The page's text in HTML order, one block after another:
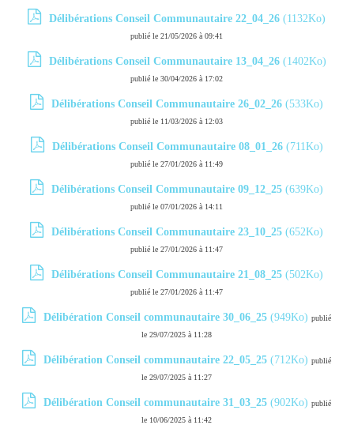
Délibérations Conseil Communautaire 22_04_26 (1132Ko)
publié le 21/05/2026 à 09:41
Délibérations Conseil Communautaire 13_04_26(1402Ko)
publié le 30/04/2026 à 17:02
Délibérations Conseil Communautaire 26_02_26 (533Ko)
publié le 11/03/2026 à 12:03
Délibérations Conseil Communautaire 08_01_26(711Ko)
publié le 27/01/2026 à 11:49
Délibérations Conseil Communautaire 09_12_25 (639Ko)
publié le 07/01/2026 à 14:11
Délibérations Conseil Communautaire 23_10_25 (652Ko)
publié le 27/01/2026 à 11:47
Délibérations Conseil Communautaire 21_08_25 (502Ko)
publié le 27/01/2026 à 11:47
Délibération Conseil communautaire 30_06_25 (949Ko)publié
le 29/07/2025 à 11:28
Délibération Conseil communautaire 22_05_25 (712Ko)publié
le 29/07/2025 à 11:27
Délibération Conseil communautaire 31_03_25 (902Ko)publié
le 10/06/2025 à 11:42